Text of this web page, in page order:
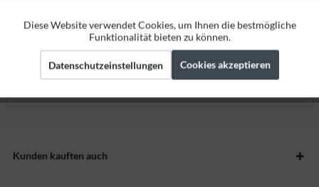
Bewertungen
0
Bewertungen lesen, schreiben und diskutieren...mehr
Kunden kauften auch
Funktionale Aktiv
Marketing Aktiv
Diese Website verwendet Cookies, um Ihnen die bestmögliche
Funktionalität bieten zu können.
Datenschutzeinstellungen Cookies akzeptieren